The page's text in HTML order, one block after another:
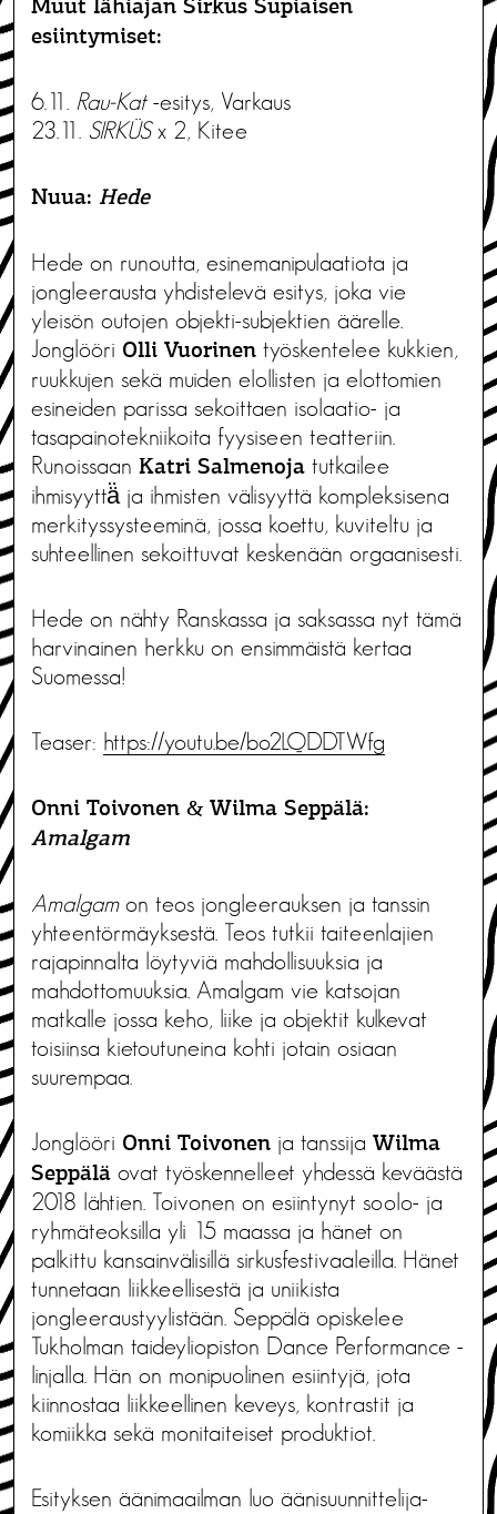
Muut lähiajan Sirkus Supiaisen
esiintymiset:
6.11. Rau-Kat-esitys, Varkaus
23.11. SIRKÜSx 2, Kitee
Nuua: Hede
Hede on runoutta, esinemanipulaatiota ja
jongleerausta yhdistelevä esitys, joka vie
yleisön outojen objekti-subjektien äärelle.
Jonglööri Olli Vuorinen työskentelee kukkien,
ruukkujen sekä muiden elollisten ja elottomien
esineiden parissa sekoittaen isolaatio- ja
tasapainotekniikoita fyysiseen teatteriin.
Runoissaan Katri Salmenoja tutkailee
ihmisyyttä̈ ja ihmisten välisyyttä kompleksisena
merkityssysteeminä, jossa koettu, kuviteltu ja
suhteellinen sekoittuvat keskenään orgaanisesti.
Hede on nähty Ranskassa ja saksassa nyt tämä
harvinainen herkku on ensimmäistä kertaa
Suomessa!
Teaser: https://youtu.be/bo2LQDDTWfg
Onni Toivonen & Wilma Seppälä:
Amalgam
Amalgamon teos jongleerauksen ja tanssin
yhteentörmäyksestä. Teos tutkii taiteenlajien
rajapinnalta löytyviä mahdollisuuksia ja
mahdottomuuksia. Amalgam vie katsojan
matkalle jossa keho, liike ja objektit kulkevat
toisiinsa kietoutuneina kohti jotain osiaan
suurempaa.
Jonglööri Onni Toivonen ja tanssija Wilma
Seppälä ovat työskennelleet yhdessä keväästä
2018 lähtien. Toivonen on esiintynyt soolo- ja
ryhmäteoksilla yli 15 maassa ja hänet on
palkittu kansainvälisillä sirkusfestivaaleilla. Hänet
tunnetaan liikkeellisestä ja uniikista
jongleeraustyylistään. Seppälä opiskelee
Tukholman taideyliopiston Dance Performance -
linjalla. Hän on monipuolinen esiintyjä, jota
kiinnostaa liikkeellinen keveys, kontrastit ja
komiikka sekä monitaiteiset produktiot.
Esityksen äänimaailman luo äänisuunnittelija-